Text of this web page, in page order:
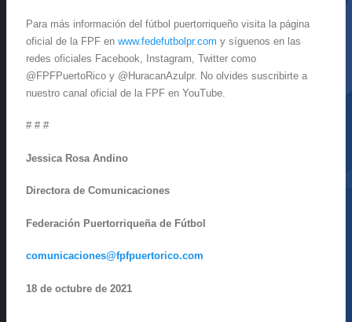
Para más información del fútbol puertorriqueño visita la página
oficial de la FPF en www.fedefutbolpr.com y síguenos en las
redes oficiales Facebook, Instagram, Twitter como
@FPFPuertoRico y @HuracanAzulpr. No olvides suscribirte a
nuestro canal oficial de la FPF en YouTube.
# # #
Jessica Rosa Andino
Directora de Comunicaciones
Federación Puertorriqueña de Fútbol
comunicaciones@fpfpuertorico.com
18 de octubre de 2021